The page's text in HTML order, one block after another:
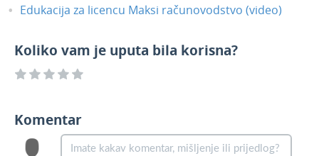
Edukacija za licencu Maksi računovodstvo (video)
Koliko vam je uputa bila korisna?
Komentar